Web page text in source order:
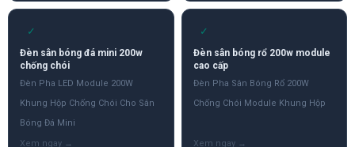
✓
Đèn sân bóng đá mini 200w
chống chói
Đèn Pha LED Module 200W
Khung Hộp Chống Chói Cho Sân
Bóng Đá Mini
✓
Đèn sân bóng rổ 200w module
cao cấp
Đèn Pha Sân Bóng Rổ 200W
Chống Chói Module Khung Hộp